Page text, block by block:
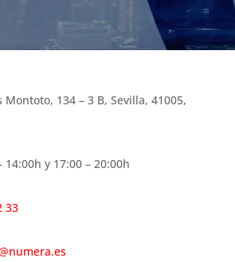
Montoto, 134 – 3 B, Sevilla, 41005,
14:00h y 17:00 – 20:00h
33